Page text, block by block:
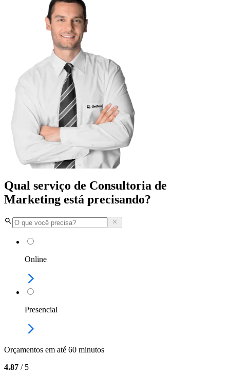
Qual serviço de Consultoria de
Marketing está precisando?
Online
Presencial
Orçamentos em até 60 minutos
4.87 / 5